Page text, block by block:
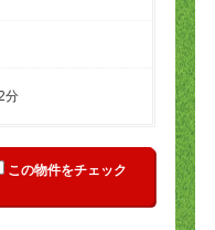
分
この物件をチェック